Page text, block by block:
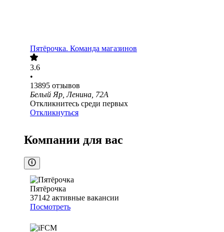
Пятёрочка. Команда магазинов
3.6
•
13895 отзывов
Белый Яр, Ленина, 72А
Откликнитесь среди первых
Откликнуться
Компании для вас
Пятёрочка
37142 активные вакансии
Посмотреть